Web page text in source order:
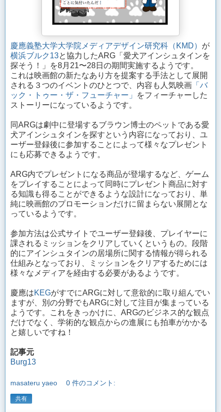
慶應義塾大学大学院メディアデザイン研究科（KMD） が
横浜ブルク13と協力したARG「愛犬アインシュタインを
探そう！」を8月21〜28日の期間実施するようです。
これは映画館の新たなあり方を提案する手法として展開
される３つのイベントのひとつで、内容も人気映画 「バ
ック・トゥー・ザ・フューチャー」
をフィーチャーした
ストーリーになっているようです。
同ARGは劇中に登場するブラウン博士のペットである愛
犬アインシュタインを探すという内容になっており、ユ
ーザー登録後に参加することによって様々なプレゼント
にも応募できるようです。
ARG内でプレゼントになる商品が登場するなど、ゲーム
をプレイすることによって同時にプレゼント商品に対す
る知識も得ることができるような設計になっており、単
純に映画館のプロモーションだけに留まらない展開とな
っているようです。
参加方法は公式サイトでユーザー登録後、プレイヤーに
課されるミッションをクリアしていくというもの。段階
的にアインシュタインの居場所に関する情報が得られる
仕組みとなっており、ミッションをクリアするためには
様々なメディアを経由する必要があるようです。
慶應はKEGがすでにARGに対して意欲的に取り組んでい
ますが、別の分野でもARGに対して注目が集まっている
ようです。これをきっかけに、ARGのビジネス的な観点
だけでなく、学術的な観点からの進展にも拍車がかかる
と嬉しいですね！
記事元
Burg13
masateru yaeo 0 件のコメント:
共有